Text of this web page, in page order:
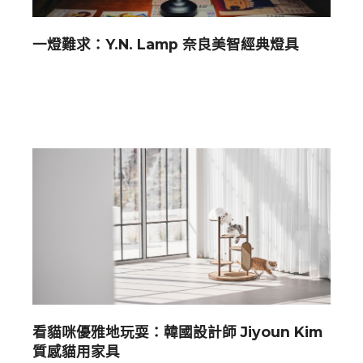
一燈難求：Y.N. Lamp 奈良美智經典燈具
看貓咪優雅地玩耍：韓國設計師 Jiyoun Kim
質感貓用家具